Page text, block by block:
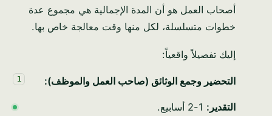
أصحاب العمل هو أن المدة الإجمالية هي مجموع عدة
خطوات متسلسلة، لكل منها وقت معالجة خاص بها.
إليك تفصيلاً واقعياً:
التحضير وجمع الوثائق (صاحب العمل والموظف):
التقدير: